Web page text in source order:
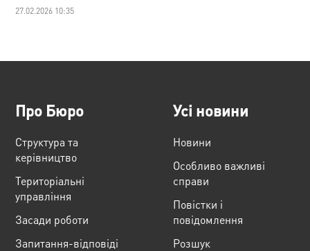
27.02.2026 10:35
Про Бюро
Структура та
керівництво
Територіальні
управління
Засади роботи
Запитання-відповіді
Усі новини
Новини
Особливо важливі
справи
Повістки і
повідомлення
Розшук